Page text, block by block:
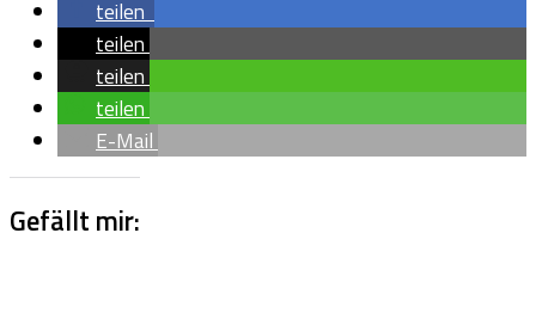
teilen
teilen
teilen
teilen
E-Mail
Gefällt mir: